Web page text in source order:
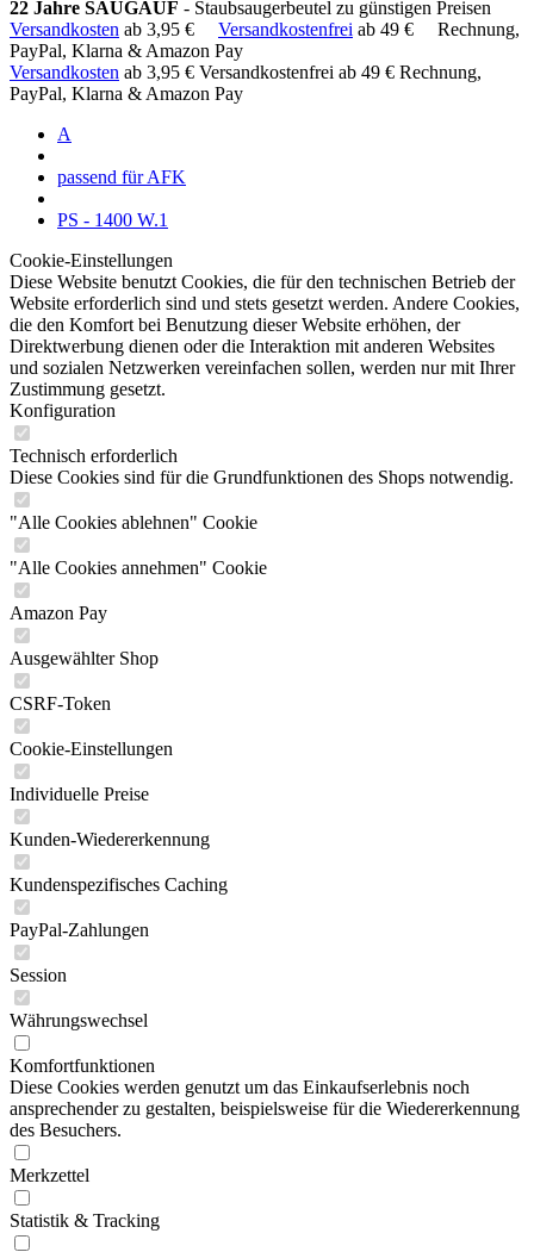
22 Jahre SAUGAUF - Staubsaugerbeutel zu günstigen Preisen
Versandkosten ab 3,95 € Versandkostenfrei ab 49 €
Rechnung,
PayPal, Klarna & Amazon Pay
Versandkosten ab 3,95 € Versandkostenfrei ab 49 € Rechnung,
PayPal, Klarna & Amazon Pay
A
passend für AFK
PS - 1400 W.1
Cookie-Einstellungen
Diese Website benutzt Cookies, die für den technischen Betrieb der
Website erforderlich sind und stets gesetzt werden. Andere Cookies,
die den Komfort bei Benutzung dieser Website erhöhen, der
Direktwerbung dienen oder die Interaktion mit anderen Websites
und sozialen Netzwerken vereinfachen sollen, werden nur mit Ihrer
Zustimmung gesetzt.
Konfiguration
Technisch erforderlich
Diese Cookies sind für die Grundfunktionen des Shops notwendig.
"Alle Cookies ablehnen" Cookie
"Alle Cookies annehmen" Cookie
Amazon Pay
Ausgewählter Shop
CSRF-Token
Cookie-Einstellungen
Individuelle Preise
Kunden-Wiedererkennung
Kundenspezifisches Caching
PayPal-Zahlungen
Session
Währungswechsel
Komfortfunktionen
Diese Cookies werden genutzt um das Einkaufserlebnis noch
ansprechender zu gestalten, beispielsweise für die Wiedererkennung
des Besuchers.
Merkzettel
Statistik & Tracking